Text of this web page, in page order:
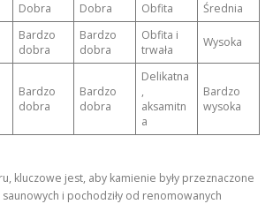
Dobra Dobra Obfita
Średnia
Bardzo
dobra
Bardzo
dobra
Obfita i
trwała
Wysoka
Bardzo
dobra
Bardzo
dobra
Delikatna
,
aksamitn
a
Bardzo
wysoka
kluczowe jest, aby kamienie były przeznaczone
i pochodziły od renomowanych